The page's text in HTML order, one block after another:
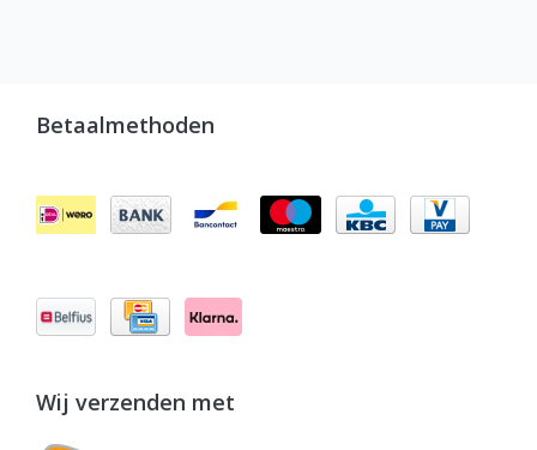
Betaalmethoden
Wij verzenden met